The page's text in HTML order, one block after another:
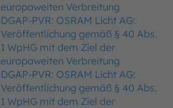
europaweiten Verbreitung
DGAP-PVR: OSRAM Licht AG:
Veröffentlichung gemäß § 40 Abs.
1 WpHG mit dem Ziel der
europaweiten Verbreitung
DGAP-PVR: OSRAM Licht AG:
Veröffentlichung gemäß § 40 Abs.
1 WpHG mit dem Ziel der